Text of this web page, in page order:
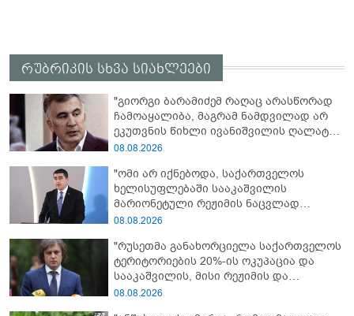
რუბრიკის სხვა სიახლეები
"გიორგი ბარამიძემ რაღაც არასწორად
ჩამოაყალიბა, მაგრამ ნამდვილად არ
ეკუთვნის წიხლი ივანიშვილის ღალატზე
დაფუძნებული დიქტატურის
მსმენია ქართველების მიერ ტყვეების
დახვრეტაზე"
08.08.2026
"ომი არ იქნებოდა, საქართველოს
ხელისუფლებაში სააკაშვილის
მარიონეტული რეჟიმის ნაცვლად
„ქართული ოცნების“ მსგავსი
2008 წლის ომი თუ არ იქნებოდა, დიდი
ალბათობით, არც უკრაინის ომი
იქნებოდა"
08.08.2026
"რუსეთმა განახორციელა საქართველოს
ტერიტორიების 20%-ის ოკუპაცია და
სააკაშვილის, მისი რეჟიმის და
„ნაცმოძრაობის“ ღალატი ვერანაირად
08.08.2026